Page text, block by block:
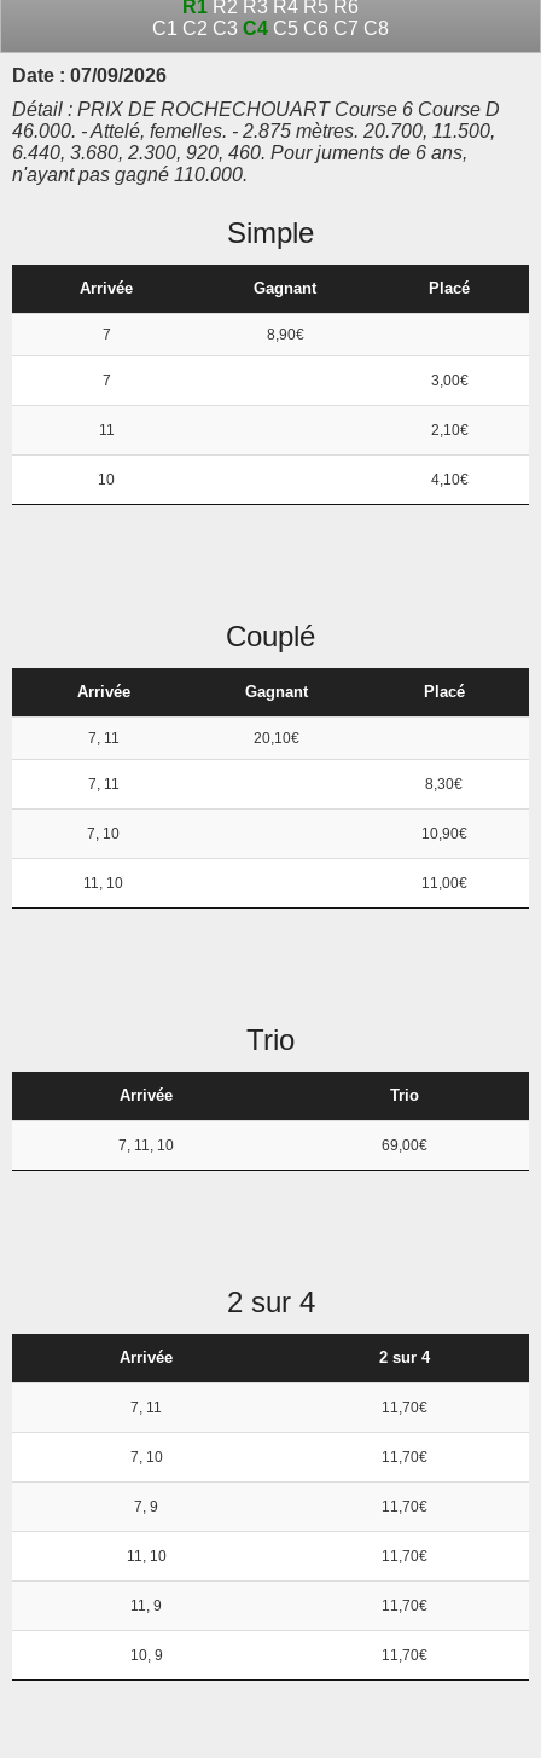
R1 R2 R3 R4 R5 R6
C1 C2 C3 C4 C5 C6 C7 C8
Date : 07/09/2026
Détail : PRIX DE ROCHECHOUART Course 6 Course D
46.000. - Attelé, femelles. - 2.875 mètres. 20.700, 11.500,
6.440, 3.680, 2.300, 920, 460. Pour juments de 6 ans,
n'ayant pas gagné 110.000.
Simple
Arrivée Gagnant Placé
7 8,90€
7 3,00€
11 2,10€
10 4,10€
Couplé
Arrivée Gagnant Placé
7, 11 20,10€
7, 11 8,30€
7, 10 10,90€
11, 10 11,00€
Trio
Arrivée Trio
7, 11, 10 69,00€
2 sur 4
Arrivée 2 sur 4
7, 11 11,70€
7, 10 11,70€
7, 9 11,70€
11, 10 11,70€
11, 9 11,70€
10, 9 11,70€